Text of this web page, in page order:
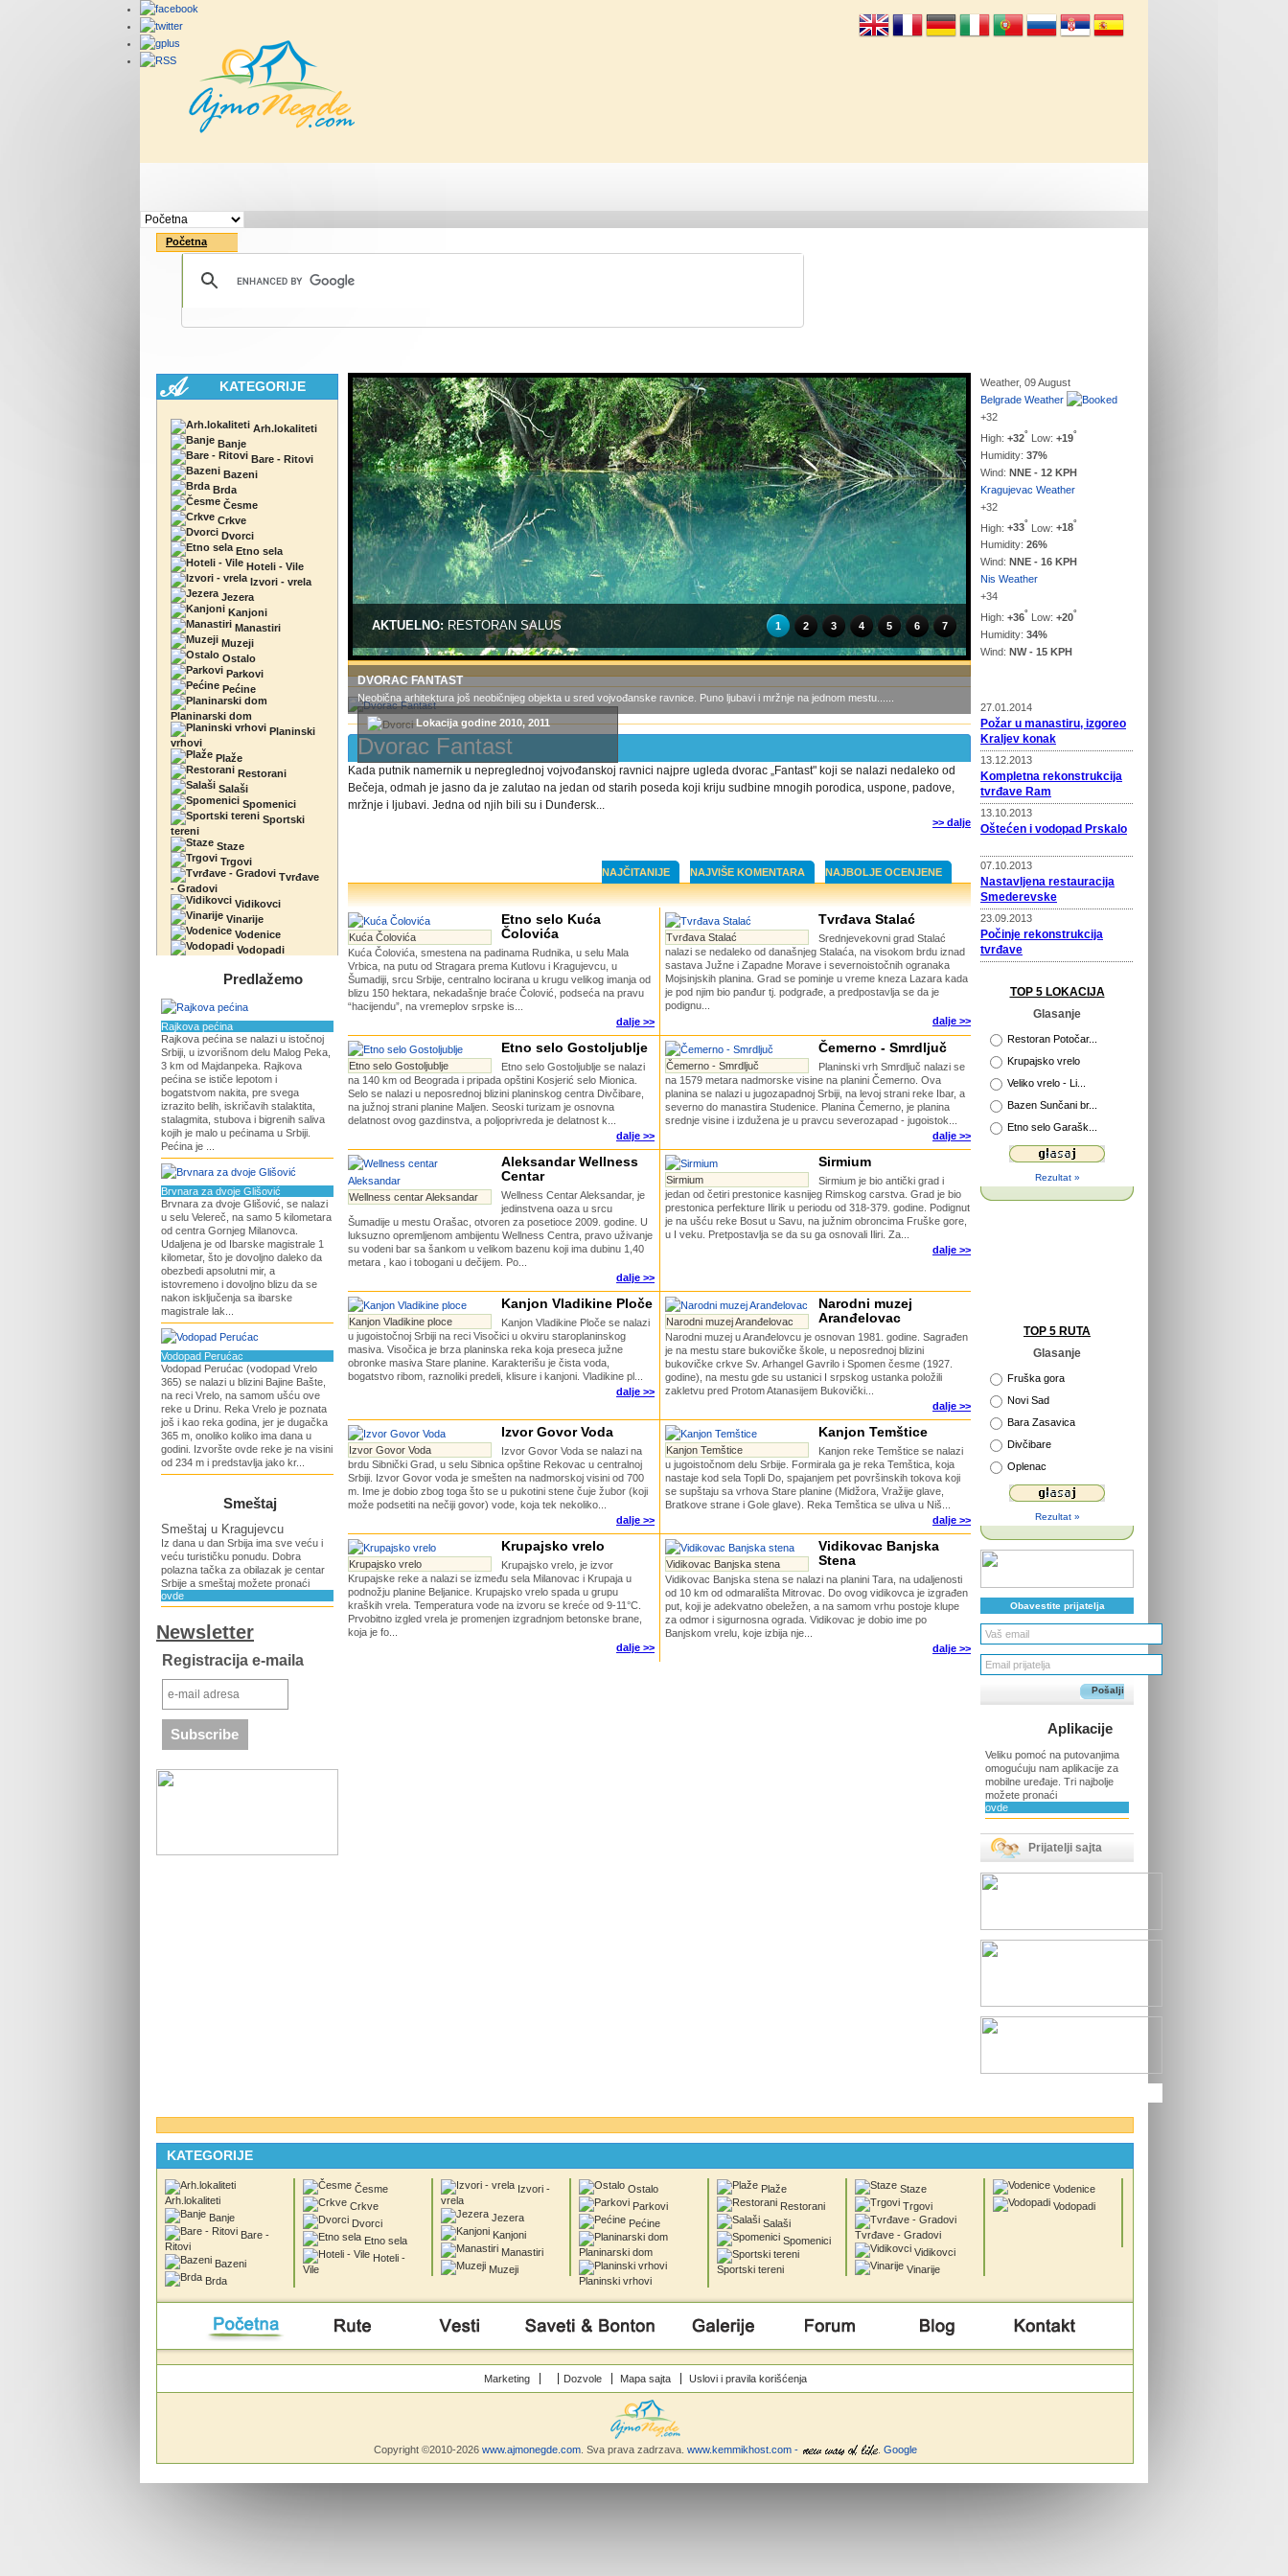
Početna
KATEGORIJE
Arh.lokaliteti
Banje
Bare - Ritovi
Bazeni
Brda
Česme
Crkve
Dvorci
Etno sela
Hoteli - Vile
Izvori - vrela
Jezera
Kanjoni
Manastiri
Muzeji
Ostalo
Parkovi
Pećine
Planinarski dom
Planinski
vrhovi
Plaže
Restorani
Salaši
Spomenici
Sportski
tereni
Staze
Trgovi
Tvrđave
- Gradovi
Vidikovci
Vinarije
Vodenice
Vodopadi
Predlažemo
Rajkova pećina
Rajkova pećina se nalazi u istočnoj
Srbiji, u izvorišnom delu Malog Peka,
3 km od Majdanpeka. Rajkova
pećina se ističe lepotom i
bogatstvom nakita, pre svega
izrazito belih, iskričavih stalaktita,
stalagmita, stubova i bigrenih saliva
kojih je malo u pećinama u Srbiji.
Pećina je ...
Brvnara za dvoje Glišović
Brvnara za dvoje Glišović, se nalazi
u selu Velereč, na samo 5 kilometara
od centra Gornjeg Milanovca.
Udaljena je od Ibarske magistrale 1
kilometar, što je dovoljno daleko da
obezbedi apsolutni mir, a
istovremeno i dovoljno blizu da se
nakon isključenja sa ibarske
magistrale lak...
Vodopad Perućac
Vodopad Perućac (vodopad Vrelo
365) se nalazi u blizini Bajine Bašte,
na reci Vrelo, na samom ušću ove
reke u Drinu. Reka Vrelo je poznata
još i kao reka godina, jer je dugačka
365 m, onoliko koliko ima dana u
godini. Izvoršte ovde reke je na visini
od 234 m i predstavlja jako kr...
Smeštaj
Smeštaj u Kragujevcu
Iz dana u dan Srbija ima sve veću i
veću turističku ponudu. Dobra
polazna tačka za obilazak je centar
Srbije a smeštaj možete pronaći
ovde
Newsletter
Registracija e-maila
AKTUELNO:RESTORAN SALUS 1 2 3 4 5 6 7
Lokacija godine 2010, 2011
DVORAC FANTAST
Neobična arhitektura još neobičnijeg objekta u sred vojvođanske ravnice. Puno ljubavi i mržnje na jednom mestu......
Dvorac Fantast
Kada putnik namernik u nepreglednoj vojvođanskoj ravnici najpre ugleda dvorac „Fantast" koji se nalazi nedaleko od
Bečeja, odmah je jasno da je zalutao na jedan od starih poseda koji kriju sudbine mnogih porodica, uspone, padove,
mržnje i ljubavi. Jedna od njih bili su i Dunđersk...
>> dalje
NAJČITANIJE NAJVIŠE KOMENTARA NAJBOLJE OCENJENE
Kuća Čolovića
Etno selo Kuća
Čolovića
Kuća Čolovića, smestena na padinama Rudnika, u selu Mala
Vrbica, na putu od Stragara prema Kutlovu i Kragujevcu, u
Šumadiji, srcu Srbije, centralno locirana u krugu velikog imanja od
blizu 150 hektara, nekadašnje braće Čolović, podseća na pravu
“hacijendu”, na vremeplov srpske is...
dalje >>
Tvrđava Stalać
Tvrđava Stalać
Srednjevekovni grad Stalać
nalazi se nedaleko od današnjeg Stalaća, na visokom brdu iznad
sastava Južne i Zapadne Morave i severnoistočnih ogranaka
Mojsinjskih planina. Grad se pominje u vreme kneza Lazara kada
je pod njim bio panđur tj. podgrađe, a predpostavlja se da je
podignu...
dalje >>
Etno selo Gostoljublje
Etno selo Gostoljublje
Etno selo Gostoljublje se nalazi
na 140 km od Beograda i pripada opštini Kosjerić selo Mionica.
Selo se nalazi u neposrednoj blizini planinskog centra Divčibare,
na južnoj strani planine Maljen. Seoski turizam je osnovna
delatnost ovog gazdinstva, a poljoprivreda je delatnost k...
dalje >>
Čemerno - Smrdljuč
Čemerno - Smrdljuč
Planinski vrh Smrdljuč nalazi se
na 1579 metara nadmorske visine na planini Čemerno. Ova
planina se nalazi u jugozapadnoj Srbiji, na levoj strani reke Ibar, a
severno do manastira Studenice. Planina Čemerno, je planina
srednje visine i izdužena je u pravcu severozapad - jugoistok...
dalje >>
Wellness centar Aleksandar
Aleksandar Wellness
Centar
Wellness Centar Aleksandar, je
jedinstvena oaza u srcu
Šumadije u mestu Orašac, otvoren za posetioce 2009. godine. U
luksuzno opremljenom ambijentu Wellness Centra, pravo uživanje
su vodeni bar sa šankom u velikom bazenu koji ima dubinu 1,40
metara , kao i tobogani u dečijem. Po...
dalje >>
Sirmium
Sirmium
Sirmium je bio antički grad i
jedan od četiri prestonice kasnijeg Rimskog carstva. Grad je bio
prestonica perfekture Ilirik u periodu od 318-379. godine. Podignut
je na ušću reke Bosut u Savu, na južnim obroncima Fruške gore,
u I veku. Pretpostavlja se da su ga osnovali Iliri. Za...
dalje >>
Kanjon Vladikine ploce
Kanjon Vladikine Ploče
Kanjon Vladikine Ploče se nalazi
u jugoistočnoj Srbiji na reci Visočici u okviru staroplaninskog
masiva. Visočica je brza planinska reka koja preseca južne
obronke masiva Stare planine. Karakterišu je čista voda,
bogatstvo ribom, raznoliki predeli, klisure i kanjoni. Vladikine pl...
dalje >>
Narodni muzej Aranđelovac
Narodni muzej
Aranđelovac
Narodni muzej u Aranđelovcu je osnovan 1981. godine. Sagrađen
je na mestu stare bukovičke škole, u neposrednoj blizini
bukovičke crkve Sv. Arhangel Gavrilo i Spomen česme (1927.
godine), na mestu gde su ustanici I srpskog ustanka položili
zakletvu pred Protom Atanasijem Bukovički...
dalje >>
Izvor Govor Voda
Izvor Govor Voda
Izvor Govor Voda se nalazi na
brdu Sibnički Grad, u selu Sibnica opštine Rekovac u centralnoj
Srbiji. Izvor Govor voda je smešten na nadmorskoj visini od 700
m. Ime je dobio zbog toga što se u pukotini stene čuje žubor (koji
može podsetiti na nečiji govor) vode, koja tek nekoliko...
dalje >>
Kanjon Temštice
Kanjon Temštice
Kanjon reke Temštice se nalazi
u jugoistočnom delu Srbije. Formirala ga je reka Temštica, koja
nastaje kod sela Topli Do, spajanjem pet površinskih tokova koji
se supštaju sa vrhova Stare planine (Midžora, Vražije glave,
Bratkove strane i Gole glave). Reka Temštica se uliva u Niš...
dalje >>
Krupajsko vrelo
Krupajsko vrelo
Krupajsko vrelo, je izvor
Krupajske reke a nalazi se između sela Milanovac i Krupaja u
podnožju planine Beljanice. Krupajsko vrelo spada u grupu
kraških vrela. Temperatura vode na izvoru se kreće od 9-11°C.
Prvobitno izgled vrela je promenjen izgradnjom betonske brane,
koja je fo...
dalje >>
Vidikovac Banjska stena
Vidikovac Banjska
Stena
Vidikovac Banjska stena se nalazi na planini Tara, na udaljenosti
od 10 km od odmarališta Mitrovac. Do ovog vidikovca je izgrađen
put, koji je adekvatno obeležen, a na samom vrhu postoje klupe
za odmor i sigurnosna ograda. Vidikovac je dobio ime po
Banjskom vrelu, koje izbija nje...
dalje >>
Weather, 09 August
Belgrade Weather
+32
High: +32° Low: +19°
Humidity: 37%
Wind: NNE - 12 KPH
Kragujevac Weather
+32
High: +33° Low: +18°
Humidity: 26%
Wind: NNE - 16 KPH
Nis Weather
+34
High: +36° Low: +20°
Humidity: 34%
Wind: NW - 15 KPH
27.01.2014
Požar u manastiru, izgoreo
Kraljev konak
13.12.2013
Kompletna rekonstrukcija
tvrđave Ram
13.10.2013
Oštećen i vodopad Prskalo
07.10.2013
Nastavljena restauracija
Smederevske
23.09.2013
Počinje rekonstrukcija
tvrđave
Prošireni kapaciteti Vile
Novi putokazi na Rajcu
29.04.2013
Otvorena platforma za
razgledanje
26.04.2013
115 godina Velikog Parka u
Kragujevcu
Počinje obnova tvrđave
TOP 5 LOKACIJA
Glasanje
Restoran Potočar...
Krupajsko vrelo
Veliko vrelo - Li...
Bazen Sunčani br...
Etno selo Garašk...
Rezultat »
TOP 5 RUTA
Glasanje
Fruška gora
Novi Sad
Bara Zasavica
Divčibare
Oplenac
Rezultat »
Obavestite prijatelja
Pošalji
Aplikacije
Veliku pomoć na putovanjima
omogućuju nam aplikacije za
mobilne uređaje. Tri najbolje
možete pronaći
ovde
Prijatelji sajta
KATEGORIJE
Arh.lokaliteti
Banje
Bare -
Ritovi
Bazeni
Brda
Česme
Crkve
Dvorci
Etno sela
Hoteli -
Vile
Izvori -
vrela
Jezera
Kanjoni
Manastiri
Muzeji
Ostalo
Parkovi
Pećine
Planinarski dom
Planinski vrhovi
Plaže
Restorani
Salaši
Spomenici
Sportski tereni
Staze
Trgovi
Tvrđave - Gradovi
Vidikovci
Vinarije
Vodenice
Vodopadi
Marketing
Dozvole Mapa sajta Uslovi i pravila korišćenja
Copyright ©2010-2026 www.ajmonegde.com. Sva prava zadrzava. www.kemmikhost.com - . Google